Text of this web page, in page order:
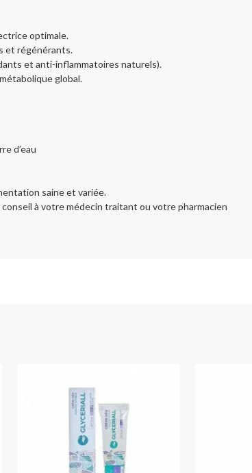
optimale.
et régénérants.
et anti-inflammatoires naturels).
global.
d’eau
saine et variée.
à votre médecin traitant ou votre pharmacien